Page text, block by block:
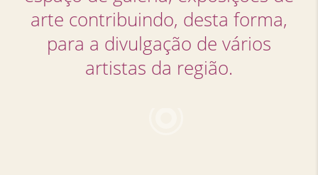
arte contribuindo, desta forma,
para a divulgação de vários
artistas da região.